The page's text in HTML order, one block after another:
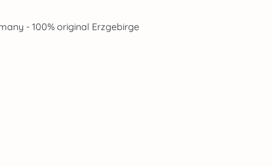
- 100% original Erzgebirge